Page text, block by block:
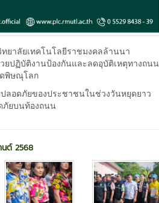
ยาลัยเทคโนโลยีราชมงคลล้านนา
ปฏิบัติงานป้องกันและลดอุบัติเหตุทางถนน
ดพิษณุโลก
ลอดภัยของประชาชนในช่วงวันหยุดยาว
ภัยบนท้องถนน
ต์ 2568